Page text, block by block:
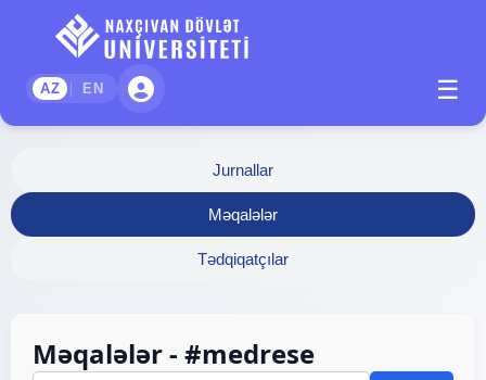
AZ | EN ☰
Jurnallar
Məqalələr
Tədqiqatçılar
Məqalələr - #medrese